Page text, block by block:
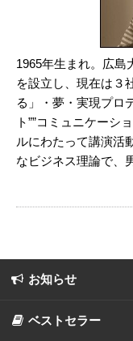
1965年生まれ。広島
を設立し、現在は３
る」・夢・実現プロ
ト””コミュニケーシ
ルにわたって講演活
なビジネス理論で、
お知らせ
ベストセラー